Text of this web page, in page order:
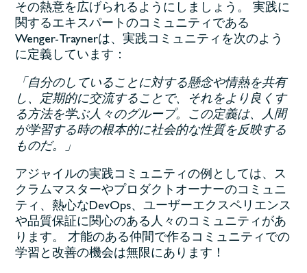
その熱意を広げられるようにしましょう。 実践に
関するエキスパートのコミュニティである
Wenger-Traynerは、実践コミュニティを次のよう
に定義しています：
「自分のしていることに対する懸念や情熱を共有
し、定期的に交流することで、それをより良くす
る方法を学ぶ人々のグループ。この定義は、人間
が学習する時の根本的に社会的な性質を反映する
ものだ。」
アジャイルの実践コミュニティの例としては、ス
クラムマスターやプロダクトオーナーのコミュニ
ティ、熱心なDevOps、ユーザーエクスペリエンス
や品質保証に関心のある人々のコミュニティがあ
ります。 才能のある仲間で作るコミュニティでの
学習と改善の機会は無限にあります！